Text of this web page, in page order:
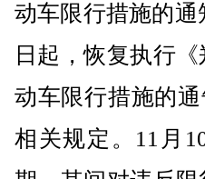
动车限行措施的通
日起，恢复执行
动车限行措施的
相关规定。11月